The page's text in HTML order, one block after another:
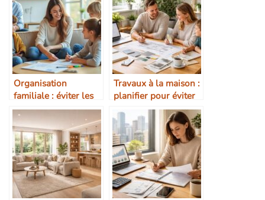
Organisation
familiale : éviter les
tensions
Travaux à la maison :
planifier pour éviter